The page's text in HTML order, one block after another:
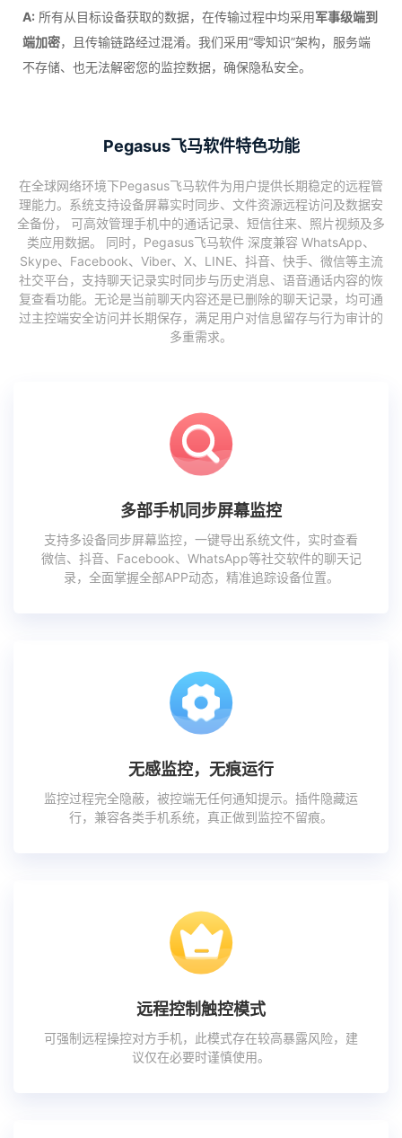
A: 所有从目标设备获取的数据，在传输过程中均采用军事级端到
端加密，且传输链路经过混淆。我们采用“零知识”架构，服务端
不存储、也无法解密您的监控数据，确保隐私安全。
Pegasus飞马软件特色功能
在全球网络环境下Pegasus飞马软件为用户提供长期稳定的远程管
理能力。系统支持设备屏幕实时同步、文件资源远程访问及数据安
全备份， 可高效管理手机中的通话记录、短信往来、照片视频及多
类应用数据。 同时，Pegasus飞马软件 深度兼容 WhatsApp、
Skype、Facebook、Viber、X、LINE、抖音、快手、微信等主流
社交平台，支持聊天记录实时同步与历史消息、语音通话内容的恢
复查看功能。无论是当前聊天内容还是已删除的聊天记录，均可通
过主控端安全访问并长期保存，满足用户对信息留存与行为审计的
多重需求。
多部手机同步屏幕监控
支持多设备同步屏幕监控，一键导出系统文件，实时查看
微信、抖音、Facebook、WhatsApp等社交软件的聊天记
录，全面掌握全部APP动态，精准追踪设备位置。
无感监控，无痕运行
监控过程完全隐蔽，被控端无任何通知提示。插件隐藏运
行，兼容各类手机系统，真正做到监控不留痕。
远程控制触控模式
可强制远程操控对方手机，此模式存在较高暴露风险，建
议仅在必要时谨慎使用。